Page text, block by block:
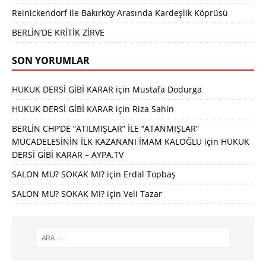
Reinickendorf ile Bakırköy Arasında Kardeşlik Köprüsü
BERLİN’DE KRİTİK ZİRVE
SON YORUMLAR
HUKUK DERSİ GİBİ KARAR için Mustafa Dodurga
HUKUK DERSİ GİBİ KARAR için Riza Sahin
BERLİN CHP’DE “ATILMIŞLAR” İLE “ATANMIŞLAR”
MÜCADELESİNİN İLK KAZANANI İMAM KALOĞLU için HUKUK
DERSİ GİBİ KARAR – AYPA.TV
SALON MU? SOKAK MI? için Erdal Topbaş
SALON MU? SOKAK MI? için Veli Tazar